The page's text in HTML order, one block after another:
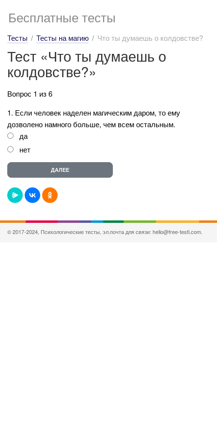
Бесплатные тесты
Тесты Тесты на магию Что ты думаешь о колдовстве?
Тест «Что ты думаешь о
колдовстве?»
Вопрос 1 из 6
1. Если человек наделен магическим даром, то ему
дозволено намного больше, чем всем остальным.
да
нет
© 2017-2024, Психологические тесты, эл.почта для связи: hello@free-testi.com.